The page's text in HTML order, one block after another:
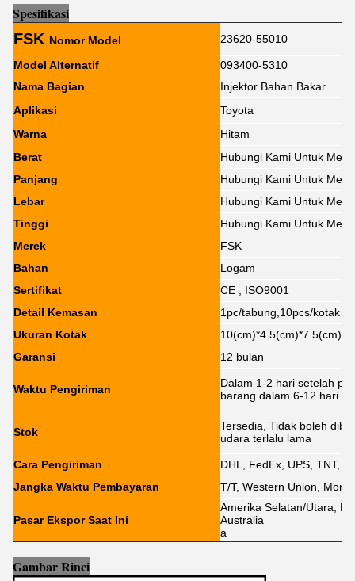
Spesifikasi
FSK Nomor Model 23620-55010
Model Alternatif
093400-5310
Nama Bagian
Injektor Bahan Bakar
Aplikasi
Toyota
Warna
Hitam
Berat
Hubungi Kami Untuk
Panjang
Hubungi Kami Untuk
Lebar
Hubungi Kami Untuk
Tinggi
Hubungi Kami Untuk
Merek
FSK
Bahan
Logam
Sertifikat
CE , ISO9001
Detail Kemasan
1pc/tabung,10pcs/kotak
Ukuran Kotak
10(cm)*4.5(cm)*7.5(cm)
Garansi
12 bulan
Waktu Pengiriman
Dalam 1-2 hari setelah
barang dalam 6-12 hari
Stok
Tersedia, Tidak boleh
udara terlalu lama
Cara Pengiriman
DHL, FedEx, UPS, TNT,
Jangka Waktu Pembayaran
T/T, Western Union,
Pasar Ekspor Saat Ini
Amerika Selatan/Utara,
Australia
a
Gambar Rinci